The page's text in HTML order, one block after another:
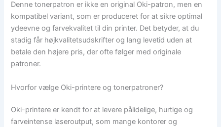
Denne tonerpatron er ikke en original Oki-patron, men en
kompatibel variant, som er produceret for at sikre optimal
ydeevne og farvekvalitet til din printer. Det betyder, at du
stadig får højkvalitetsudskrifter og lang levetid uden at
betale den højere pris, der ofte følger med originale
patroner.
Hvorfor vælge Oki-printere og tonerpatroner?
Oki-printere er kendt for at levere pålidelige, hurtige og
farveintense laseroutput, som mange kontorer og